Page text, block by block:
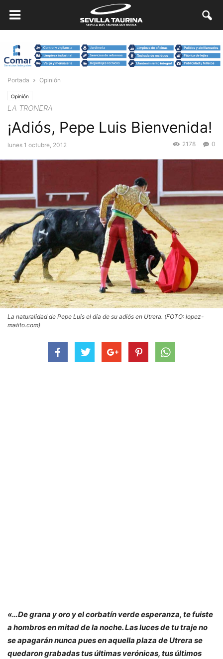
Portada Opinión
Opinión
LA TRONERA
¡Adiós, Pepe Luis Bienvenida!
lunes 1 octubre, 2012 0
2178
La naturalidad de Pepe Luis el día de su adiós en Utrera. (FOTO: lopez-
matito.com)
«…De grana y oro y el corbatín verde esperanza, te fuiste
a hombros en mitad de la noche. Las luces de tu traje no
se apagarán nunca pues en aquella plaza de Utrera se
quedaron grabadas tus últimas verónicas, tus últimos